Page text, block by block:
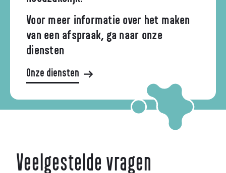
Voor meer informatie over het maken
van een afspraak, ga naar onze
diensten
Onze diensten
Veelgestelde vragen